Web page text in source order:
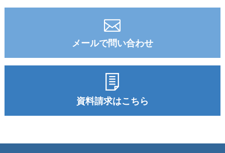
メールで問い合わせ
資料請求はこちら